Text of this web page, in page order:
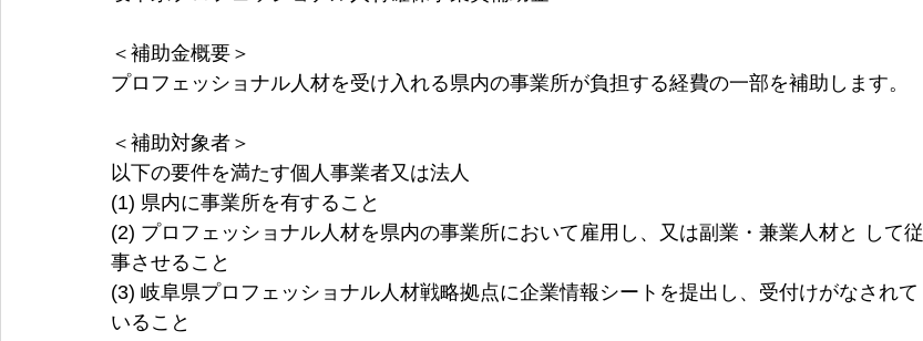
＜補助金概要＞
プロフェッショナル人材を受け入れる県内の事業所が負担する経費の一部を補助します。
＜補助対象者＞
以下の要件を満たす個人事業者又は法人
(1) 県内に事業所を有すること
(2) プロフェッショナル人材を県内の事業所において雇用し、又は副業・兼業人材と して従
事させること
(3) 岐阜県プロフェッショナル人材戦略拠点に企業情報シートを提出し、受付けがなされて
いること